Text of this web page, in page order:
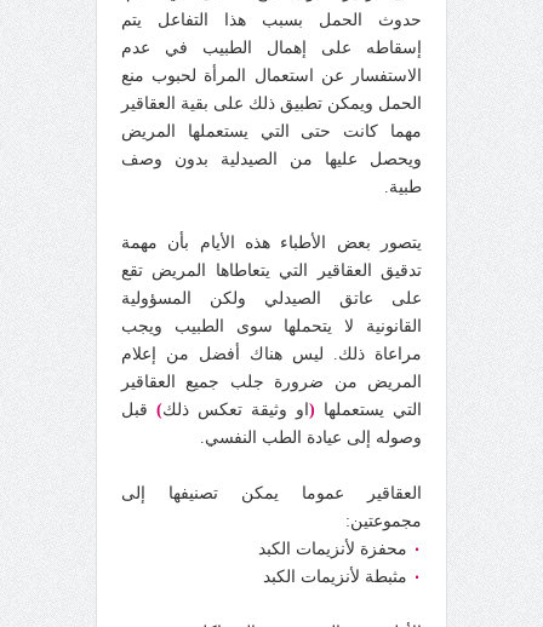
حدوث الحمل بسبب هذا التفاعل يتم
إسقاطه على إهمال الطبيب في عدم
الاستفسار عن استعمال المرأة لحبوب منع
الحمل ويمكن تطبيق ذلك على بقية العقاقير
مهما كانت حتى التي يستعملها المريض
ويحصل عليها من الصيدلية بدون وصف
طبية.
يتصور بعض الأطباء هذه الأيام بأن مهمة
تدقيق العقاقير التي يتعاطاها المريض تقع
على عاتق الصيدلي ولكن المسؤولية
القانونية لا يتحملها سوى الطبيب ويجب
مراعاة ذلك. ليس هناك أفضل من إعلام
المريض من ضرورة جلب جميع العقاقير
التي يستعملها (او وثيقة تعكس ذلك) قبل
وصوله إلى عيادة الطب النفسي.
العقاقير عموما يمكن تصنيفها إلى
مجموعتين:
٠ محفزة لأنزيمات الكبد
٠ مثبطة لأنزيمات الكبد